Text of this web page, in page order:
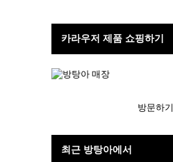
카라우저 제품 쇼핑하기
방문하기
최근 방탕아에서